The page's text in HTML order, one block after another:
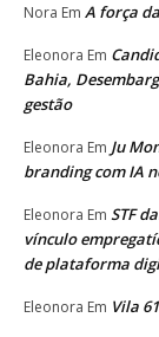
Nora Em A força
Eleonora Em
Bahia,
gestão
Eleonora Em Ju
branding com IA
Eleonora Em STF
vínculo
de plataforma
Eleonora Em Vila